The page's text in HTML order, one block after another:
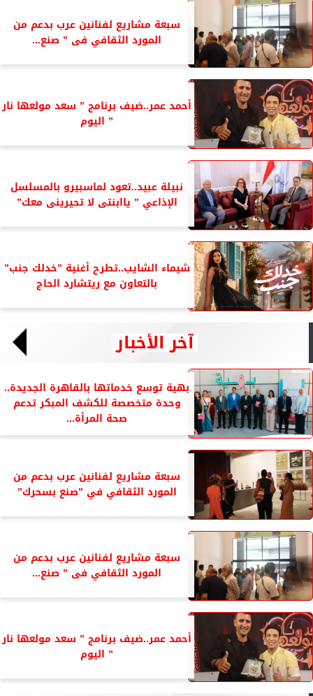
سبعة مشاريع لفنانين عرب بدعم من
المورد الثقافي فى ” صنع...
أحمد عمر..ضيف برنامج ” سعد مولعها نار
” اليوم
نبيلة عبيد..تعود لماسبيرو بالمسلسل
الإذاعي ” ياابنتى لا تحيرينى معك”
شيماء الشايب..تطرح أغنية ”خدلك جنب”
بالتعاون مع ريتشارد الحاج
آخر الأخبار
بهية توسع خدماتها بالقاهرة الجديدة..
وحدة متخصصة للكشف المبكر تدعم
صحة المرأة...
سبعة مشاريع لفنانين عرب بدعم من
المورد الثقافي في ”صنع بسحرك”
سبعة مشاريع لفنانين عرب بدعم من
المورد الثقافي فى ” صنع...
أحمد عمر..ضيف برنامج ” سعد مولعها نار
” اليوم